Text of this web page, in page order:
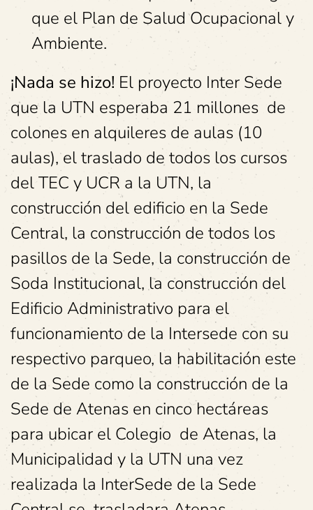
que el Plan de Salud Ocupacional y
Ambiente.
¡Nada se hizo! El proyecto Inter Sede
que la UTN esperaba 21 millones de
colones en alquileres de aulas (10
aulas), el traslado de todos los cursos
del TEC y UCR a la UTN, la
construcción del edificio en la Sede
Central, la construcción de todos los
pasillos de la Sede, la construcción de
Soda Institucional, la construcción del
Edificio Administrativo para el
funcionamiento de la Intersede con su
respectivo parqueo, la habilitación este
de la Sede como la construcción de la
Sede de Atenas en cinco hectáreas
para ubicar el Colegio de Atenas, la
Municipalidad y la UTN una vez
realizada la InterSede de la Sede